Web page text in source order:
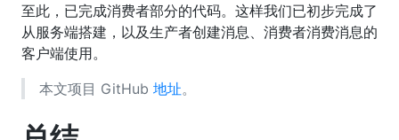
至此，已完成消费者部分的代码。这样我们已初步完成了
从服务端搭建，以及生产者创建消息、消费者消费消息的
客户端使用。
本文项目 GitHub 地址。